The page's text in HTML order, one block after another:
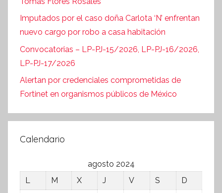
Imputados por el caso doña Carlota ‘N’ enfrentan
nuevo cargo por robo a casa habitación
Convocatorias – LP-PJ-15/2026, LP-PJ-16/2026,
LP-PJ-17/2026
Alertan por credenciales comprometidas de
Fortinet en organismos públicos de México
Calendario
agosto 2024
L
M X J V S
D